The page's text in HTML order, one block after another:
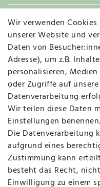
Vertrag
MAPALI VOR ORT
Herzogstraße 10
47533 Kleve
Montag, Dienstag,
Wir verwenden
unserer Website und
Daten von
Adresse), um z.B.
personalisieren,
oder Zugriffe auf
Datenverarbeitung
Wir teilen diese Daten
Einstellungen benennen.
Die Datenverarbeitung
aufgrund eines
Zustimmung kann
besteht das Recht,
Einwilligung zu einem